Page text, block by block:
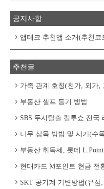
공지사항
앱테크 추천앱 소개(추천코
추천글
가족 관계 호칭(친가, 외가,
부동산 셀프 등기 방법
SBS 두시탈출 컬투쇼 전국
나무 삽목 방법 및 시기(수
부동산 취득세, 롯데
현대카드 M포인트 현금 전
SKT 공기계 기변방법(유심